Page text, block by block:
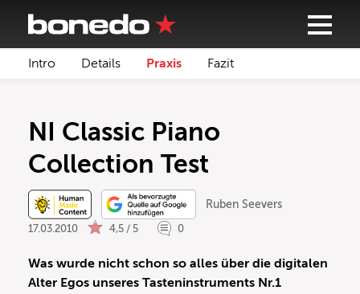
Intro Details Praxis Fazit
NI Classic Piano
Collection Test
Ruben Seevers
17.03.2010 4,5 / 5 0
Was wurde nicht schon so alles über die digitalen
Alter Egos unseres Tasteninstruments Nr.1